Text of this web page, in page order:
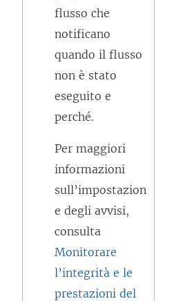
flusso che
notificano
quando il flusso
non è stato
eseguito e
perché.
Per maggiori
informazioni
sull’impostazion
e degli avvisi,
consulta
Monitorare
l’integrità e le
prestazioni del